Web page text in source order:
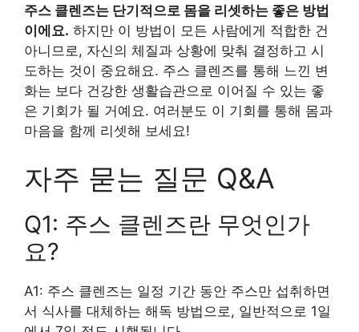
주스 클렌즈는 단기적으로 몸을 리셋하는 좋은 방법
이에요. 하지만 이 방법이 모든 사람에게 적합한 건
아니므로, 자신의 체질과 상황에 맞춰 결정하고 시
도하는 것이 중요해요. 주스 클렌즈를 통해 느낀 변
화는 보다 건강한 생활습관으로 이어질 수 있는 좋
은 기회가 될 거예요. 여러분도 이 기회를 통해 몸과
마음을 함께 리셋해 보세요!
자주 묻는 질문 Q&A
Q1: 주스 클렌즈란 무엇인가
요?
A1: 주스 클렌즈는 일정 기간 동안 주스만 섭취하면
서 식사를 대체하는 해독 방법으로, 일반적으로 1일